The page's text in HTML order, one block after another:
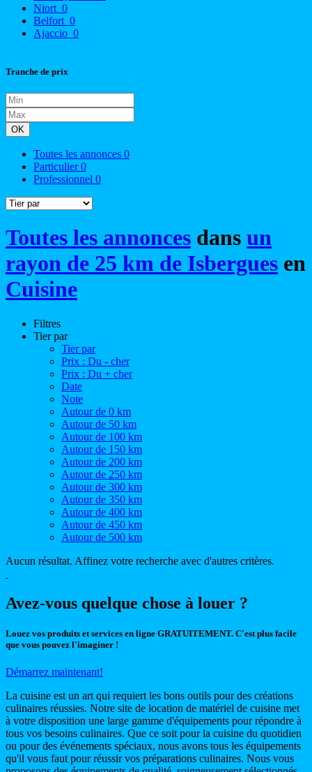
Niort 0
Belfort 0
Ajaccio 0
Tranche de prix
OK
Toutes les annonces 0
Particulier0
Professionnel 0
Toutes les annonces dans un
rayon de 25 km de Isbergues en
Cuisine
Filtres
Tier par
Tier par
Prix : Du - cher
Prix : Du + cher
Date
Note
Autour de 0 km
Autour de 50 km
Autour de 100 km
Autour de 150 km
Autour de 200 km
Autour de 250 km
Autour de 300 km
Autour de 350 km
Autour de 400 km
Autour de 450 km
Autour de 500 km
Aucun résultat. Affinez votre recherche avec d'autres critères.
Avez-vous quelque chose à louer ?
Louez vos produits et services en ligne GRATUITEMENT. C'est plus facile
que vous pouvez l'imaginer !
Démarrez maintenant!
La cuisine est un art qui requiert les bons outils pour des créations
culinaires réussies. Notre site de location de matériel de cuisine met
à votre disposition une large gamme d'équipements pour répondre à
tous vos besoins culinaires. Que ce soit pour la cuisine du quotidien
ou pour des événements spéciaux, nous avons tous les équipements
qu'il vous faut pour réussir vos préparations culinaires. Nous vous